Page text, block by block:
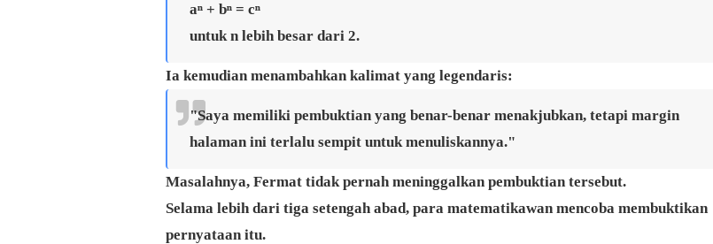
aⁿ + bⁿ = cⁿ
untuk n lebih besar dari 2.
Ia kemudian menambahkan kalimat yang legendaris:
"Saya memiliki pembuktian yang benar-benar menakjubkan, tetapi margin
halaman ini terlalu sempit untuk menuliskannya."
Masalahnya, Fermat tidak pernah meninggalkan pembuktian tersebut.
Selama lebih dari tiga setengah abad, para matematikawan mencoba membuktikan
pernyataan itu.